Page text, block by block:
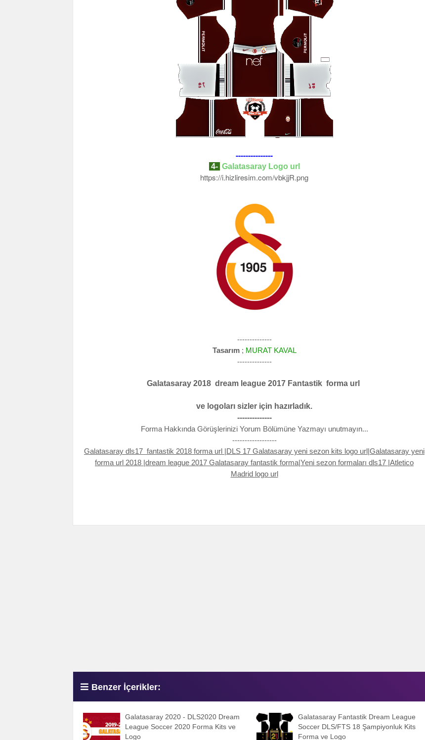
---------------
4- Galatasaray Logo url
https://i.hizliresim.com/vbkjjR.png
--------------
Tasarım; MURAT KAVAL
--------------
Galatasaray 2018 dream league 2017 Fantastik forma url
ve logoları sizler için hazırladık.
--------------
Forma Hakkında Görüşlerinizi Yorum Bölümüne Yazmayı unutmayın...
------------------
Galatasaray dls17 fantastik 2018 forma url |DLS 17 Galatasaray yeni sezon kits logo url|Galatasaray yeni
forma url 2018 |dream league 2017 Galatasaray fantastik forma|Yeni sezon formaları dls17 |Atletico
Madrid logo url
Benzer İçerikler:
Galatasaray 2020 - DLS2020 Dream
League Soccer 2020 Forma Kits ve
Logo
Galatasaray Fantastik Dream League
Soccer DLS/FTS 18 Şampiyonluk Kits
Forma ve Logo